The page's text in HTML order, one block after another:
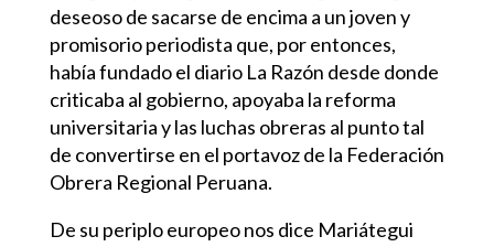
deseoso de sacarse de encima a un joven y
promisorio periodista que, por entonces,
había fundado el diario La Razón desde donde
criticaba al gobierno, apoyaba la reforma
universitaria y las luchas obreras al punto tal
de convertirse en el portavoz de la Federación
Obrera Regional Peruana.
De su periplo europeo nos dice Mariátegui